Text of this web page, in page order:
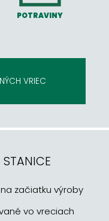
POTRAVINY
VRIEC
začiatku výroby
vo vreciach